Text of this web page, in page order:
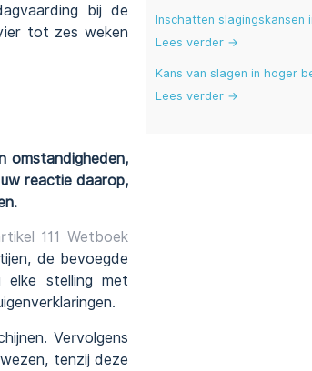
bij de
tot zes weken
omstandigheden,
reactie daarop,
111 Wetboek
de bevoegde
elke stelling met
Vervolgens
tenzij deze
Inschatten slagingskansen
Lees verder →
Kans van slagen in hoger
Lees verder →